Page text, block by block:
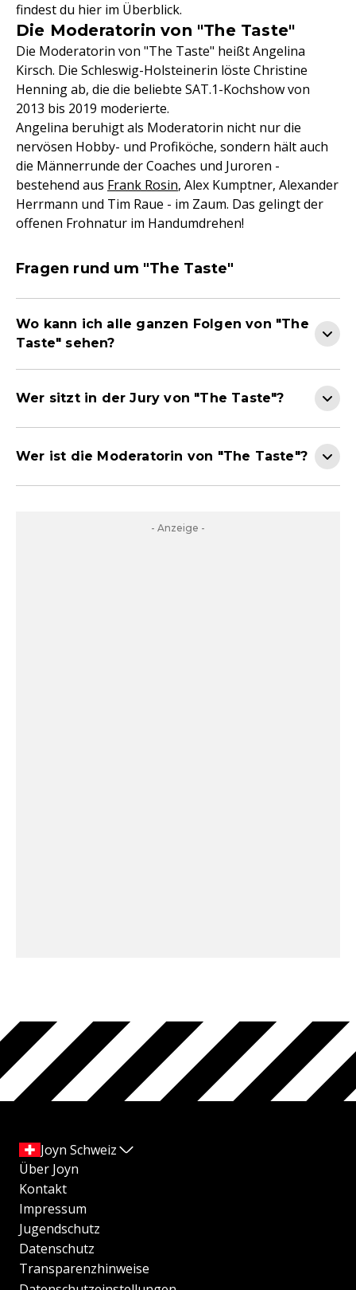
findest du hier im Überblick.
Die Moderatorin von "The Taste"
Die Moderatorin von "The Taste" heißt Angelina
Kirsch. Die Schleswig-Holsteinerin löste Christine
Henning ab, die die beliebte SAT.1-Kochshow von
2013 bis 2019 moderierte.
Angelina beruhigt als Moderatorin nicht nur die
nervösen Hobby- und Profiköche, sondern hält auch
die Männerrunde der Coaches und Juroren -
bestehend aus Frank Rosin, Alex Kumptner, Alexander
Herrmann und Tim Raue - im Zaum. Das gelingt der
offenen Frohnatur im Handumdrehen!
Fragen rund um "The Taste"
Wo kann ich alle ganzen Folgen von "The
Taste" sehen?
Wer sitzt in der Jury von "The Taste"?
Wer ist die Moderatorin von "The Taste"?
- Anzeige -
Joyn Schweiz
Über Joyn
Kontakt
Impressum
Jugendschutz
Datenschutz
Transparenzhinweise